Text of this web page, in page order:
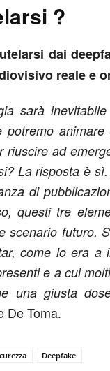
?
dai
reale e
sarà
riuscire ad
La risposta è
di
questi tre
scenario futuro.
come lo era
e a cui
una giusta
De Toma.
Deepfake